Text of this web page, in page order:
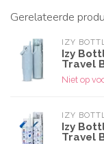
Gerelateerde
IZY
Izy
Travel
Niet op
IZY
Izy
Travel